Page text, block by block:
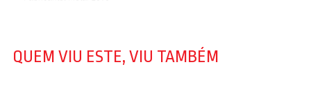
QUEM VIU ESTE, VIU TAMBÉM